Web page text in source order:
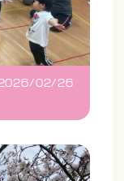
02/26